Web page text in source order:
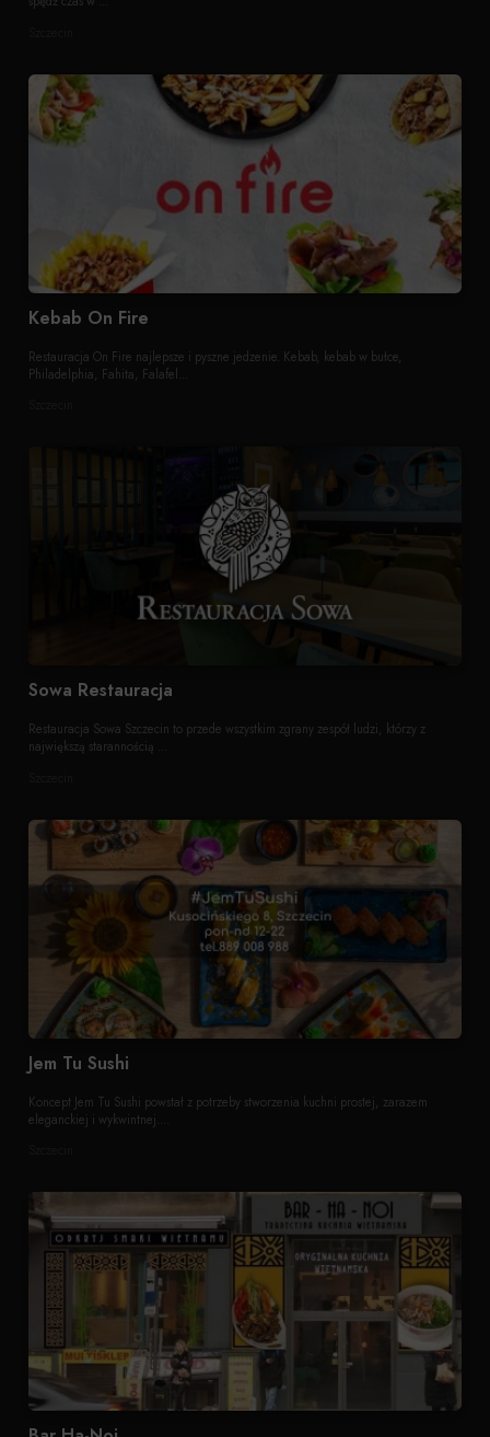
Kebab On Fire
Restauracja On Fire najlepsze i pyszne jedzenie. Kebab, kebab w bułce,
Philadelphia, Fahita, Falafel...
Sowa Restauracja
Restauracja Sowa Szczecin to przede wszystkim zgrany zespół ludzi, którzy z
największą starannością ...
Jem Tu Sushi
Koncept Jem Tu Sushi powstał z potrzeby stworzenia kuchni prostej, zarazem
eleganckiej i wykwintnej....